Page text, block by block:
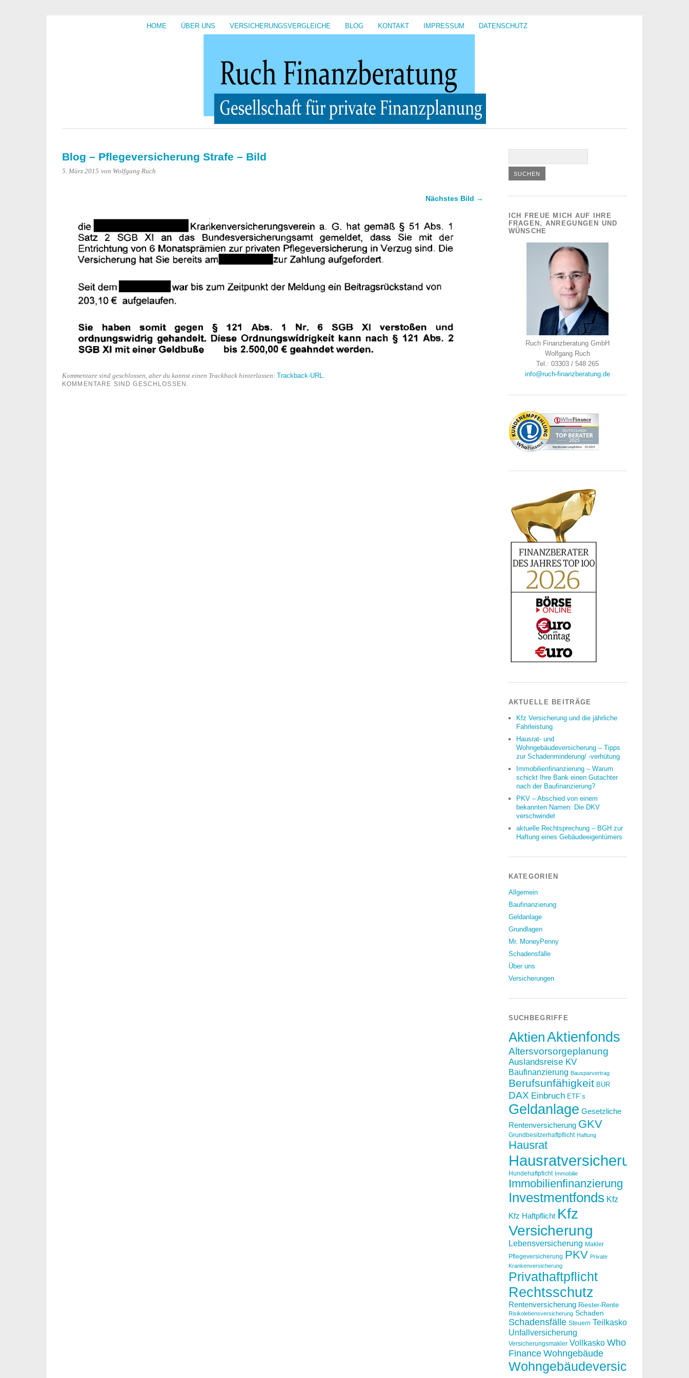
HOME ÜBER UNS VERSICHERUNGSVERGLEICHE BLOG KONTAKT IMPRESSUM DATENSCHUTZ
Blog – Pflegeversicherung Strafe – Bild
5. März 2015 von Wolfgang Ruch
Nächstes Bild →
Kommentare sind geschlossen, aber du kannst einen Trackback hinterlassen: Trackback-URL.
KOMMENTARE SIND GESCHLOSSEN.
ICH FREUE MICH AUF IHRE
FRAGEN, ANREGUNGEN UND
WÜNSCHE
Ruch Finanzberatung GmbH
Wolfgang Ruch
Tel.: 03303 / 548 265
info@ruch-finanzberatung.de
AKTUELLE BEITRÄGE
Kfz Versicherung und die jährliche
Fahrleistung
Hausrat- und
Wohngebäudeversicherung – Tipps
zur Schadenminderung/ -verhütung
Immobilienfinanzierung – Warum
schickt Ihre Bank einen Gutachter
nach der Baufinanzierung?
PKV – Abschied von einem
bekannten Namen: Die DKV
verschwindet
aktuelle Rechtsprechung – BGH zur
Haftung eines Gebäudeeigentümers
KATEGORIEN
Allgemein
Baufinanzierung
Geldanlage
Grundlagen
Mr. MoneyPenny
Schadensfälle
Über uns
Versicherungen
SUCHBEGRIFFE
AktienAktienfonds
Altersvorsorgeplanung
Auslandsreise KV
Baufinanzierung Bausparvertrag
Berufsunfähigkeit BUR
DAX Einbruch ETF´s
Geldanlage Gesetzliche
Rentenversicherung GKV
Grundbesitzerhaftpflicht Haftung
Hausrat
Hausratversicherung
Hundehaftpficht Immobilie
Immobilienfinanzierung
Investmentfonds Kfz
Kfz Haftpflicht Kfz
Versicherung
Lebensversicherung Makler
Pflegeversicherung PKV Private
Krankenversicherung
Privathaftpflicht
Rechtsschutz
Rentenversicherung Riester-Rente
Risikolebensversicherung Schaden
Schadensfälle Steuern Teilkasko
Unfallversicherung
Versicherungsmakler Vollkasko Who
Finance Wohngebäude
Wohngebäudeversicherung